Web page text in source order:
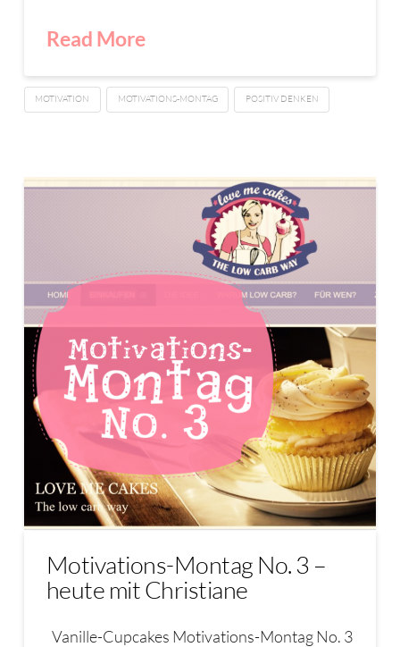
Read More
MOTIVATION MOTIVATIONS-MONTAG POSITIV DENKEN
Motivations-Montag No. 3 –
heute mit Christiane
Vanille-Cupcakes Motivations-Montag No. 3